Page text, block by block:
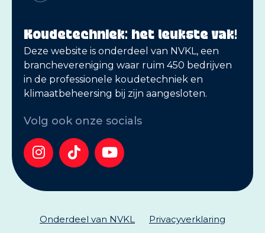
Koudetechniek: het leukste vak!
Deze website is onderdeel van NVKL, een
branchevereniging waar ruim 450 bedrijven
in de professionele koudetechniek en
klimaatbeheersing bij zijn aangesloten.
Volg ook onze socials
Onderdeel van NVKL
Privacyverklaring